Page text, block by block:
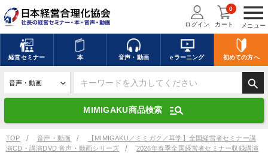
menu
メニュー
ログイン カート
0
経営セミナー 本 音声・動画 eラーニング 初めての方へ
search
MIMIGAKU商品検索 manage_search
キーワードを入力して探す
デジタル版対応のみ検索結果に表示する
search 上記の条件で検索
TOP 音声・動画
【MIMIGAKU／ミミガク／耳学】全国経営者セミナー講
演CD・講演DVD 音声・動画シリーズ
2026年春季全国経営者セミナー収録講演